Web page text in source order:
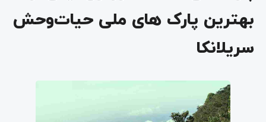
بهترین پارک های ملی حیات‌وحش
سریلانکا